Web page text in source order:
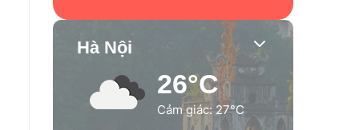
Hà Nội
26°C
Cảm giác: 27°C